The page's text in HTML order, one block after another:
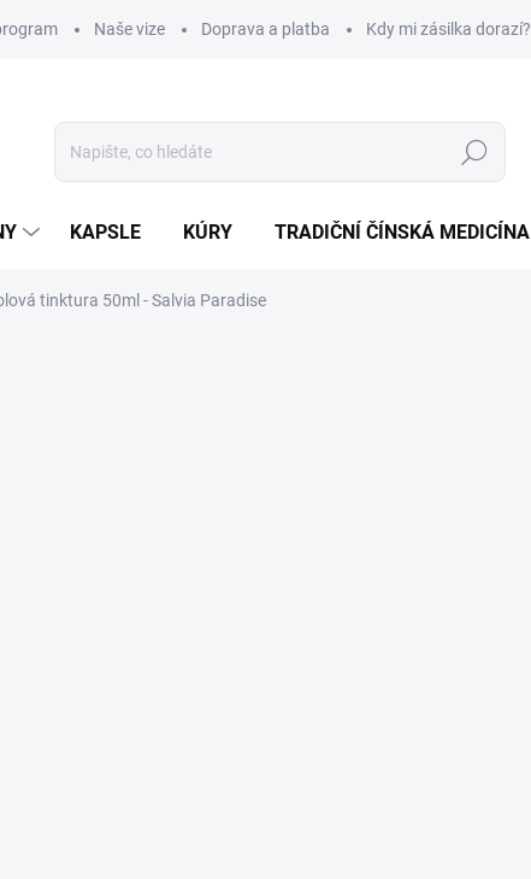
Naše vize Doprava a platba Kdy mi zásilka dorazí?
Hledat
KAPSLE KÚRY TRADIČNÍ ČÍNSKÁ MEDICÍNA
tinktura 50ml - Salvia Paradise